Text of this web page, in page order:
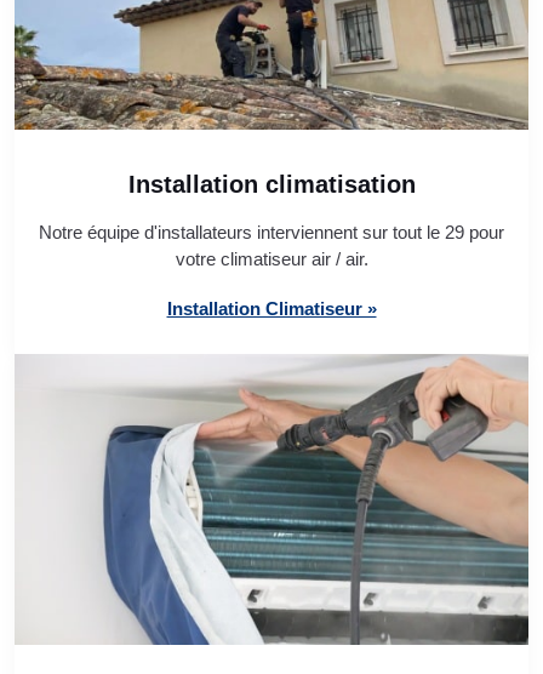
Installation climatisation
Notre équipe d'installateurs interviennent sur tout le 29 pour
votre climatiseur air / air.
Installation Climatiseur »